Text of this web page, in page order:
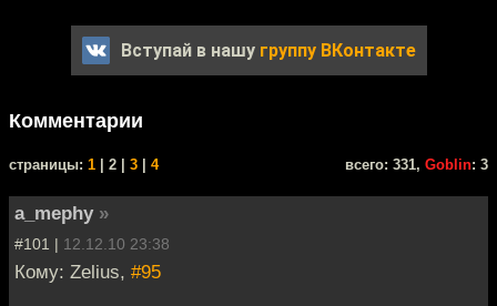
Вступай в нашу группу ВКонтакте
Комментарии
cтраницы: 1 | 2 | 3 4 всего: 331, Goblin: 3
a_mephy »
#101 | 12.12.10 23:38
Кому: Zelius, #95